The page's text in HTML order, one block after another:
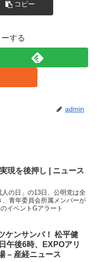
コピー
する
admin
現を後押し | ニュース
人の日」の13日、公明党は全
青年委員会所属メンバーが
イベントGアラート
ケンサンバ！ 松平健
午後6時、EXPOアリ
– 産経ニュース